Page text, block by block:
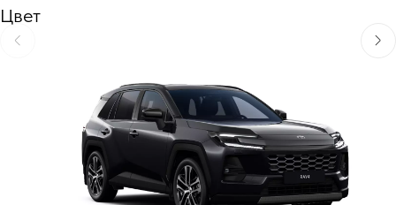
Цвет
Перейти на предыдущую страницу